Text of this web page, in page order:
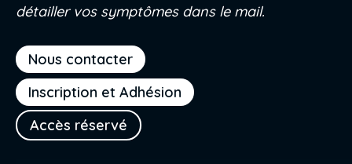
Nous contacter
Inscription et Adhésion
Accès réservé
détailler vos symptômes dans le mail.